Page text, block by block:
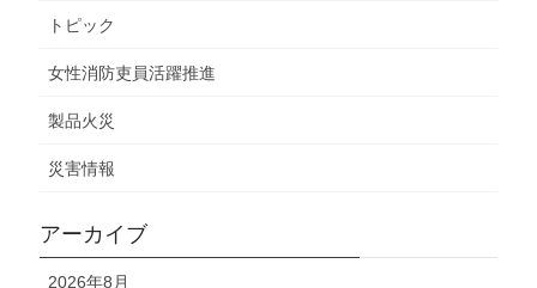
トピック
女性消防吏員活躍推進
製品火災
災害情報
アーカイブ
2026年8月